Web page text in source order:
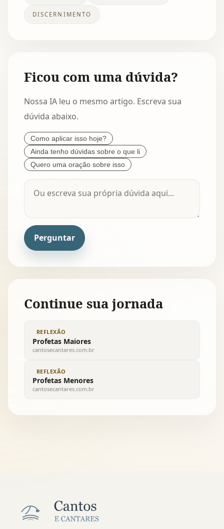
DISCERNIMENTO
Ficou com uma dúvida?
Nossa IA leu o mesmo artigo. Escreva sua
dúvida abaixo.
Como aplicar isso hoje?
Ainda tenho dúvidas sobre o que li
Quero uma oração sobre isso
Perguntar
Continue sua jornada
REFLEXÃO
Profetas Maiores
cantosecantares.com.br
REFLEXÃO
Profetas Menores
cantosecantares.com.br